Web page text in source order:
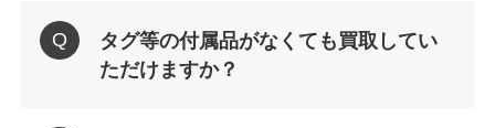
タグ等の付属品がなくても買取してい
ただけますか？